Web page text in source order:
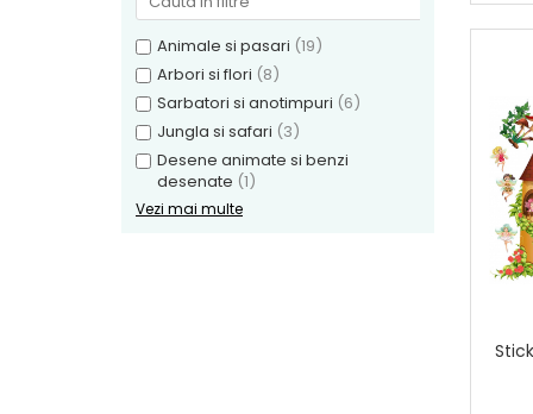
Animale si pasari (19)
Arbori si flori (8)
Sarbatori si anotimpuri (6)
Jungla si safari (3)
Desene animate si benzi
desenate (1)
Vezi mai multe